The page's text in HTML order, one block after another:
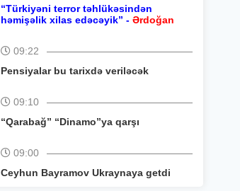
“Türkiyəni terror təhlükəsindən
həmişəlik xilas edəcəyik” - Ərdoğan
09:22
Pensiyalar bu tarixdə veriləcək
09:10
“Qarabağ” “Dinamo”ya qarşı
09:00
Ceyhun Bayramov Ukraynaya getdi